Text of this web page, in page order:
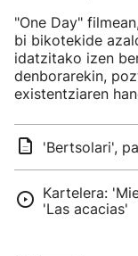
"One Day"
bi bikotekide
idatzitako izen
denborarekin,
existentziaren
'Bertsolari',
Kartelera:
'Las acacias'